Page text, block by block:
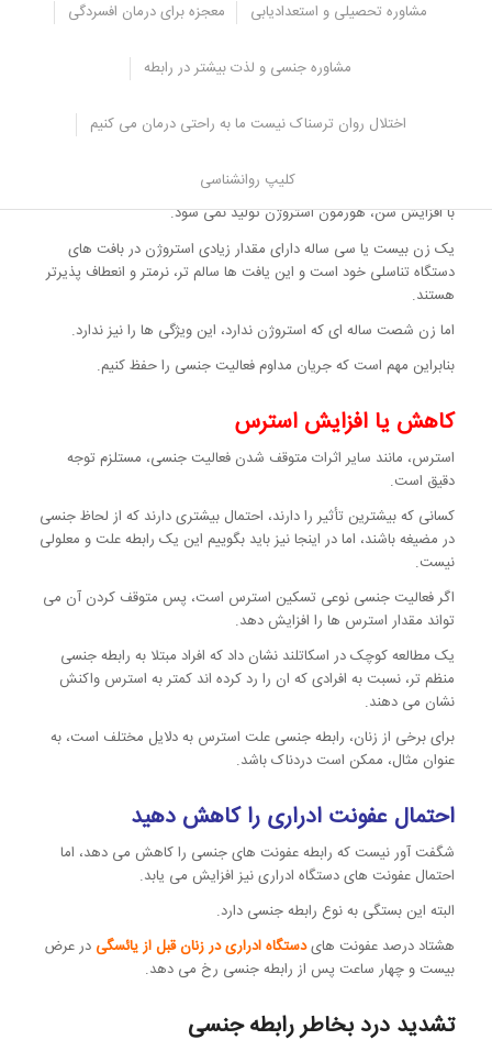
مشاوره تحصیلی و استعدادیابی معجزه برای درمان افسردگی
مشاوره جنسی و لذت بیشتر در رابطه
اختلال روان ترسناک نیست ما به راحتی درمان می کنیم
کلیپ روانشناسی
تاثیر رابطه جنسی بر مغز انسان
افسردگی و عدم وجود رابطه جنسی با یکدیگر ارتباط دارند.
کاهش تخلیه واژن
ارگاسم ممکن است دشوار باشد.
با افزایش سن، هورمون استروژن تولید نمی شود.
یک زن بیست یا سی ساله دارای مقدار زیادی استروژن در بافت های
دستگاه تناسلی خود است و این یافت ها سالم تر، نرمتر و انعطاف پذیرتر
هستند.
اما زن شصت ساله ای که استروژن ندارد، این ویژگی ها را نیز ندارد.
بنابراین مهم است که جریان مداوم فعالیت جنسی را حفظ کنیم.
کاهش یا افزایش استرس
استرس، مانند سایر اثرات متوقف شدن فعالیت جنسی، مستلزم توجه
دقیق است.
کسانی که بیشترین تأثیر را دارند، احتمال بیشتری دارند که از لحاظ جنسی
در مضیغه باشند، اما در اینجا نیز باید بگوییم این یک رابطه علت و معلولی
نیست.
اگر فعالیت جنسی نوعی تسکین استرس است، پس متوقف کردن آن می
تواند مقدار استرس ها را افزایش دهد.
یک مطالعه کوچک در اسکاتلند نشان داد که افراد مبتلا به رابطه جنسی
منظم تر، نسبت به افرادی که ان را رد کرده اند کمتر به استرس واکنش
نشان می دهند.
برای برخی از زنان، رابطه جنسی علت استرس به دلایل مختلف است، به
عنوان مثال، ممکن است دردناک باشد.
احتمال عفونت ادراری را کاهش دهید
شگفت آور نیست که رابطه عفونت های جنسی را کاهش می دهد، اما
احتمال عفونت های دستگاه ادراری نیز افزایش می یابد.
البته این بستگی به نوع رابطه جنسی دارد.
هشتاد درصد عفونت هایدستگاه ادراری در زنان قبل از یائسگی در عرض
بیست و چهار ساعت پس از رابطه جنسی رخ می دهد.
تشدید درد بخاطر رابطه جنسی